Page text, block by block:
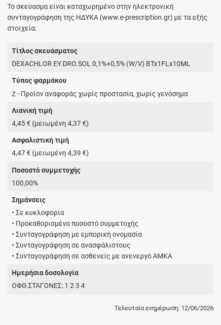
Το σκεύασμα είναι καταχωρημένο στην ηλεκτρονική
συνταγογράφηση της ΗΔΥΚΑ (www.e-prescription.gr) με τα εξής
στοιχεία:
Τίτλος σκευάσματος
DEXACHLOR EY.DRO.SOL 0,1%+0,5% (W/V) BTx1FLx10ML
Τύπος φαρμάκου
Z - Προϊόν αναφοράς χωρίς προστασία, χωρίς γενόσημα
Λιανική τιμή
4,45 € (μειωμένη 4,37 €)
Ασφαλιστική τιμή
4,47 € (μειωμένη 4,39 €)
Ποσοστό συμμετοχής
100,00%
Σημάνσεις
• Σε κυκλοφορία
• Προκαθορισμένο ποσοστό συμμετοχής
• Συνταγογράφηση με εμπορική ονομασία
• Συνταγογράφηση σε ανασφάλιστους
• Συνταγογράφηση σε ασθενείς με ανενεργό ΑΜΚΑ
Ημερήσια δοσολογία
ΟΦΘ.ΣΤΑΓΟΝΕΣ: 1 2 3 4
Τελευταία ενημέρωση: 12/06/2026